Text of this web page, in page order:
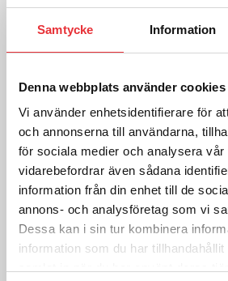
Samtycke Information
Denna webbplats använder cookies
Vi använder enhetsidentifierare för
och annonserna till användarna,
för sociala medier och analysera
vidarebefordrar även sådana
information från din enhet till de
annons- och analysföretag som vi
Dessa kan i sin tur kombinera
information som du har
142SEK
Frakt tillkommer efter orderkännande
Lägg i varukorg
För mer information om
RK 200, kontakta oss:
Ring oss på
0512-301700